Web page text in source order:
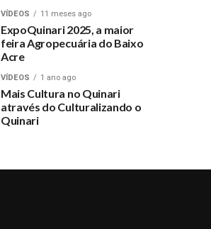
VÍDEOS 11 meses ago
ExpoQuinari 2025, a maior
feira Agropecuária do Baixo
Acre
VÍDEOS 1 ano ago
Mais Cultura no Quinari
através do Culturalizando o
Quinari